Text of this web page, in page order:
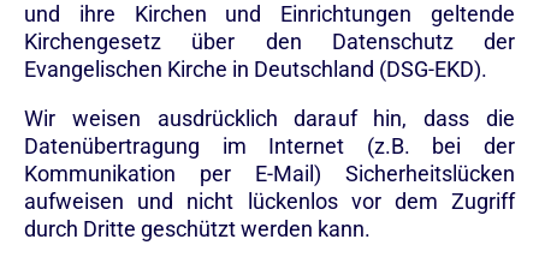
und ihre Kirchen und Einrichtungen geltende
Kirchengesetz über den Datenschutz der
Evangelischen Kirche in Deutschland (DSG-EKD).
Wir weisen ausdrücklich darauf hin, dass die
Datenübertragung im Internet (z.B. bei der
Kommunikation per E-Mail) Sicherheitslücken
aufweisen und nicht lückenlos vor dem Zugriff
durch Dritte geschützt werden kann.